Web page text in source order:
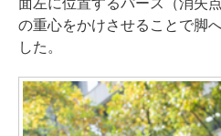
の重心をかけさせることで脚
した。